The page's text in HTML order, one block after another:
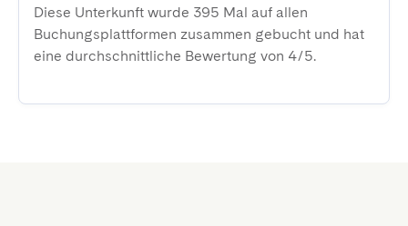
Diese Unterkunft wurde 395 Mal auf allen
Buchungsplattformen zusammen gebucht und hat
eine durchschnittliche Bewertung von 4/5.